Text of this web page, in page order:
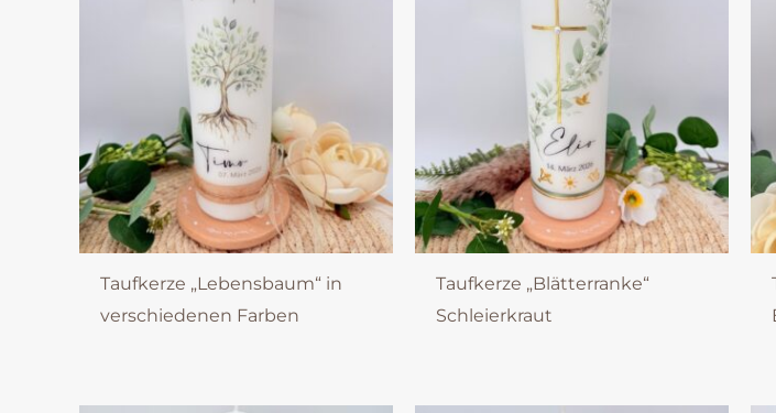
Taufkerze „Lebensbaum“ in
verschiedenen Farben
Taufkerze „Blätterranke“
Schleierkraut